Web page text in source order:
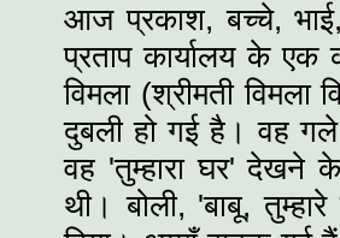
आज प्रकाश, बच्‍चे, भाई,
प्रताप कार्यालय के
विमला (श्रीमती विमला
दुबली हो गई है। वह गले
वह 'तुम्‍हारा घर' देखने
थी। बोली, 'बाबू,